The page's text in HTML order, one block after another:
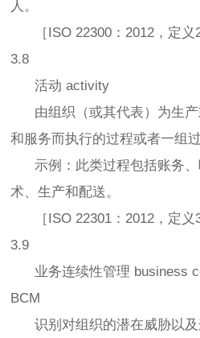
人。
［ISO 22300：2012，定义
3.8
活动 activity
由组织（或其代表）为生产
和服务而执行的过程或者一组过
示例：此类过程包括账务、
术、生产和配送。
［ISO 22301：2012，定义
3.9
业务连续性管理 business
BCM
识别对组织的潜在威胁以及